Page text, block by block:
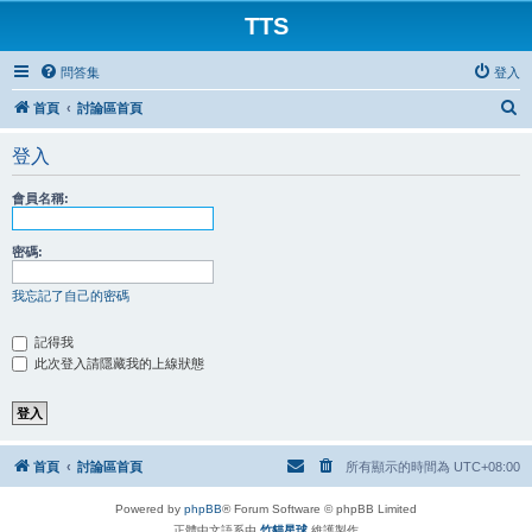
TTS
問答集 登入
首頁 討論區首頁
登入
會員名稱:
密碼:
我忘記了自己的密碼
記得我
此次登入請隱藏我的上線狀態
首頁 討論區首頁 所有顯示的時間為 UTC+08:00
Powered by phpBB® Forum Software © phpBB Limited